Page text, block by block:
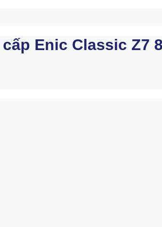
Enic Classic Z7